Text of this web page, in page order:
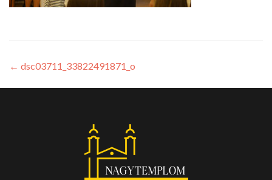
← dsc03711_33822491871_o